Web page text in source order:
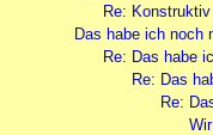
Re:
Das habe ich noch
Re: Das habe
Re: Das
Re: